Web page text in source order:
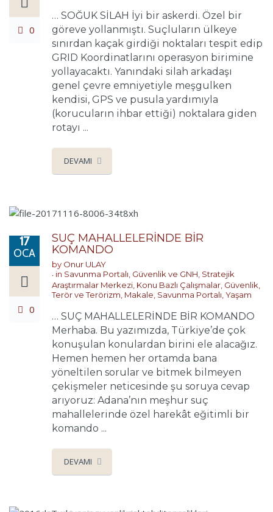
0
… SOĞUK SİLAH İyi bir askerdi. Özel bir
göreve yollanmıştı. Suçluların ülkeye
sınırdan kaçak girdiği noktaları tespit edip
GRID Koordinatlarını operasyon birimine
yollayacaktı. Yanındaki silah arkadaşı
genel çevre emniyetiyle meşgulken
kendisi, GPS ve pusula yardımıyla
(korucuların ihbar ettiği) noktalara giden
rotayı ...
DEVAMI
17
OCA
0
SUÇ MAHALLELERİNDE BİR
KOMANDO
by Onur ULAY
in Savunma Portalı Güvenlik ve GNH Stratejik
Araştırmalar Merkezi Konu Bazlı Çalışmalar Güvenlik,
Terör ve Terörizm Makale Savunma Portalı Yaşam
… SUÇ MAHALLELERİNDE BİR KOMANDO
Merhaba. Bu yazımızda, Türkiye’de çok
konuşulan konulardan birini ele alacağız.
Hemen hemen her ortamda bana
yöneltilen sorular ve bitmek bilmeyen
çekişmeler neticesinde şu soruya cevap
arıyoruz: Adana’nın meşhur suç
mahallelerinde özel harekât eğitimli bir
komando ...
DEVAMI